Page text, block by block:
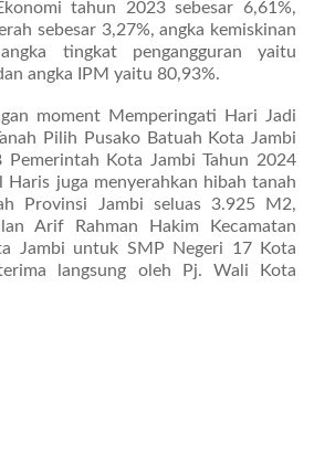
tahun 2023 sebesar 6,61%,
sebesar 3,27%, angka kemiskinan
tingkat pengangguran yaitu
angka IPM yaitu 80,93%.
moment Memperingati Hari Jadi
Pilih Pusako Batuah Kota Jambi
Pemerintah Kota Jambi Tahun 2024
Haris juga menyerahkan hibah tanah
Provinsi Jambi seluas 3.925 M2,
Arif Rahman Hakim Kecamatan
Jambi untuk SMP Negeri 17 Kota
langsung oleh Pj. Wali Kota